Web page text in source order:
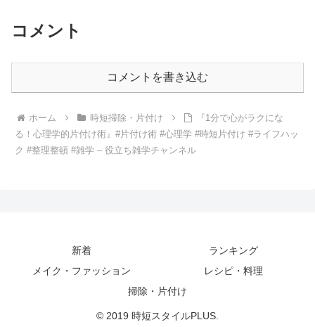
コメント
コメントを書き込む
ホーム 時短掃除・片付け
『1分で心がラクにな
る！心理学的片付け術』#片付け術 #心理学 #時短片付け #ライフハッ
ク #整理整頓 #雑学 – 役立ち雑学チャンネル
新着
ランキング
メイク・ファッション
レシピ・料理
掃除・片付け
© 2019 時短スタイルPLUS.